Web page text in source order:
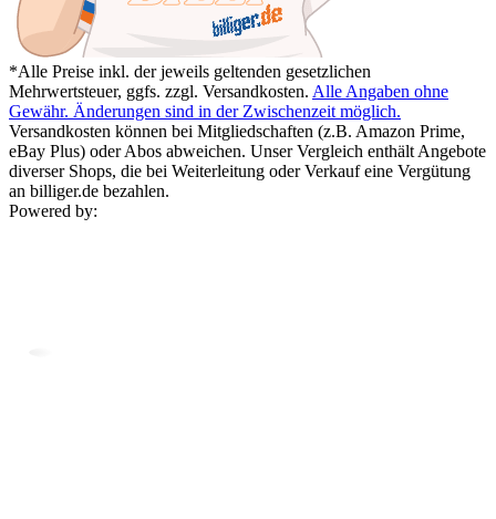
*Alle Preise inkl. der jeweils geltenden gesetzlichen
Mehrwertsteuer, ggfs. zzgl. Versandkosten. Alle Angaben ohne
Gewähr. Änderungen sind in der Zwischenzeit möglich.
Versandkosten können bei Mitgliedschaften (z.B. Amazon Prime,
eBay Plus) oder Abos abweichen. Unser Vergleich enthält Angebote
diverser Shops, die bei Weiterleitung oder Verkauf eine Vergütung
an billiger.de bezahlen.
Powered by: